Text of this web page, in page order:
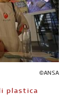
©ANSA